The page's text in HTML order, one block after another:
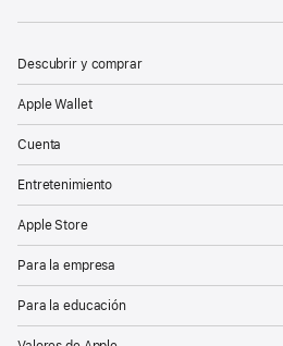
Descubrir y comprar
Apple Wallet
Cuenta
Entretenimiento
Apple Store
Para la empresa
Para la educación